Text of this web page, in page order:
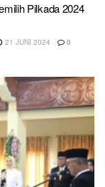
Pilkada 2024
21 JUNI 2024 0